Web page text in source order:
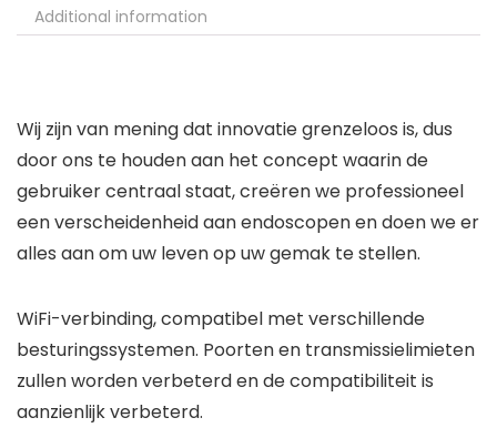
Additional information
Wij zijn van mening dat innovatie grenzeloos is, dus
door ons te houden aan het concept waarin de
gebruiker centraal staat, creëren we professioneel
een verscheidenheid aan endoscopen en doen we er
alles aan om uw leven op uw gemak te stellen.
WiFi-verbinding, compatibel met verschillende
besturingssystemen. Poorten en transmissielimieten
zullen worden verbeterd en de compatibiliteit is
aanzienlijk verbeterd.